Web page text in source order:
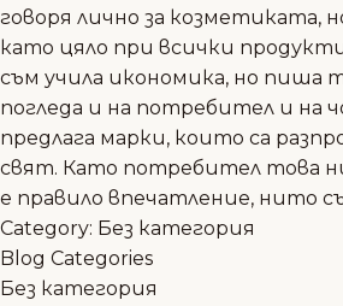
говоря лично за козметиката,
като цяло при всички
съм учила икономика, но пиша
погледа и на потребител и на
предлага марки, които са
свят. Като потребител това
е правило впечатление, нито
Category: Без категория
Blog Categories
Без категория